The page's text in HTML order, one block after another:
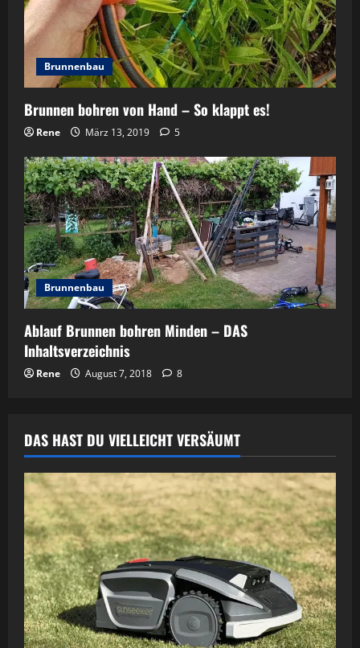
Brunnenbau
Brunnen bohren von Hand – So klappt es!
Rene März 13, 2019 5
Brunnenbau
Ablauf Brunnen bohren Minden – DAS
Inhaltsverzeichnis
Rene August 7, 2018 8
DAS HAST DU VIELLEICHT VERSÄUMT